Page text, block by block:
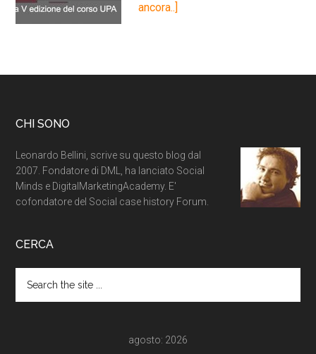
ancora..]
CHI SONO
Leonardo Bellini, scrive su questo blog dal
2007. Fondatore di DML, ha lanciato Social
Minds e DigitalMarketingAcademy. E'
cofondatore del Social case history Forum.
CERCA
agosto: 2026